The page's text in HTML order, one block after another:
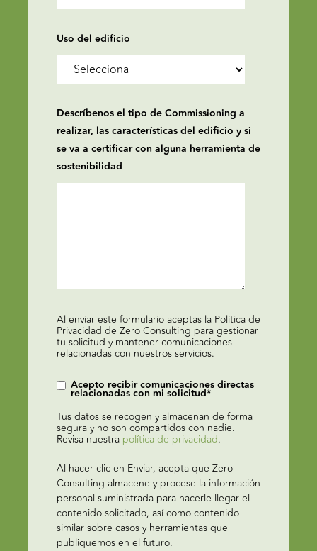
Uso del edificio
Descríbenos el tipo de Commissioning a
realizar, las características del edificio y si
se va a certificar con alguna herramienta de
sostenibilidad
Al enviar este formulario aceptas la Política de
Privacidad de Zero Consulting para gestionar
tu solicitud y mantener comunicaciones
relacionadas con nuestros servicios.
Acepto recibir comunicaciones directas
relacionadas con mi solicitud*
Tus datos se recogen y almacenan de forma
segura y no son compartidos con nadie.
Revisa nuestra política de privacidad.
Al hacer clic en Enviar, acepta que Zero
Consulting almacene y procese la información
personal suministrada para hacerle llegar el
contenido solicitado, así como contenido
similar sobre casos y herramientas que
publiquemos en el futuro.